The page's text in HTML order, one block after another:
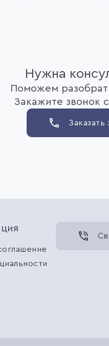
Нужна
Поможем
Закажите звонок
Заказать